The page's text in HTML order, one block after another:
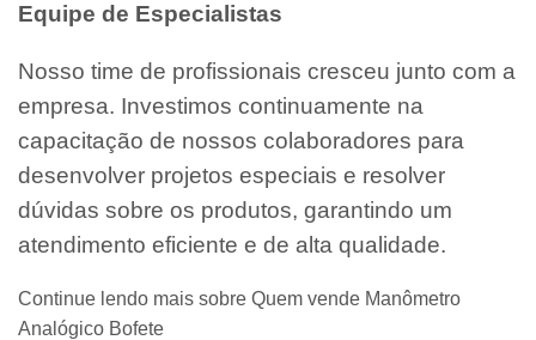
Equipe de Especialistas
Nosso time de profissionais cresceu junto com a
empresa. Investimos continuamente na
capacitação de nossos colaboradores para
desenvolver projetos especiais e resolver
dúvidas sobre os produtos, garantindo um
atendimento eficiente e de alta qualidade.
Continue lendo mais sobre Quem vende Manômetro
Analógico Bofete